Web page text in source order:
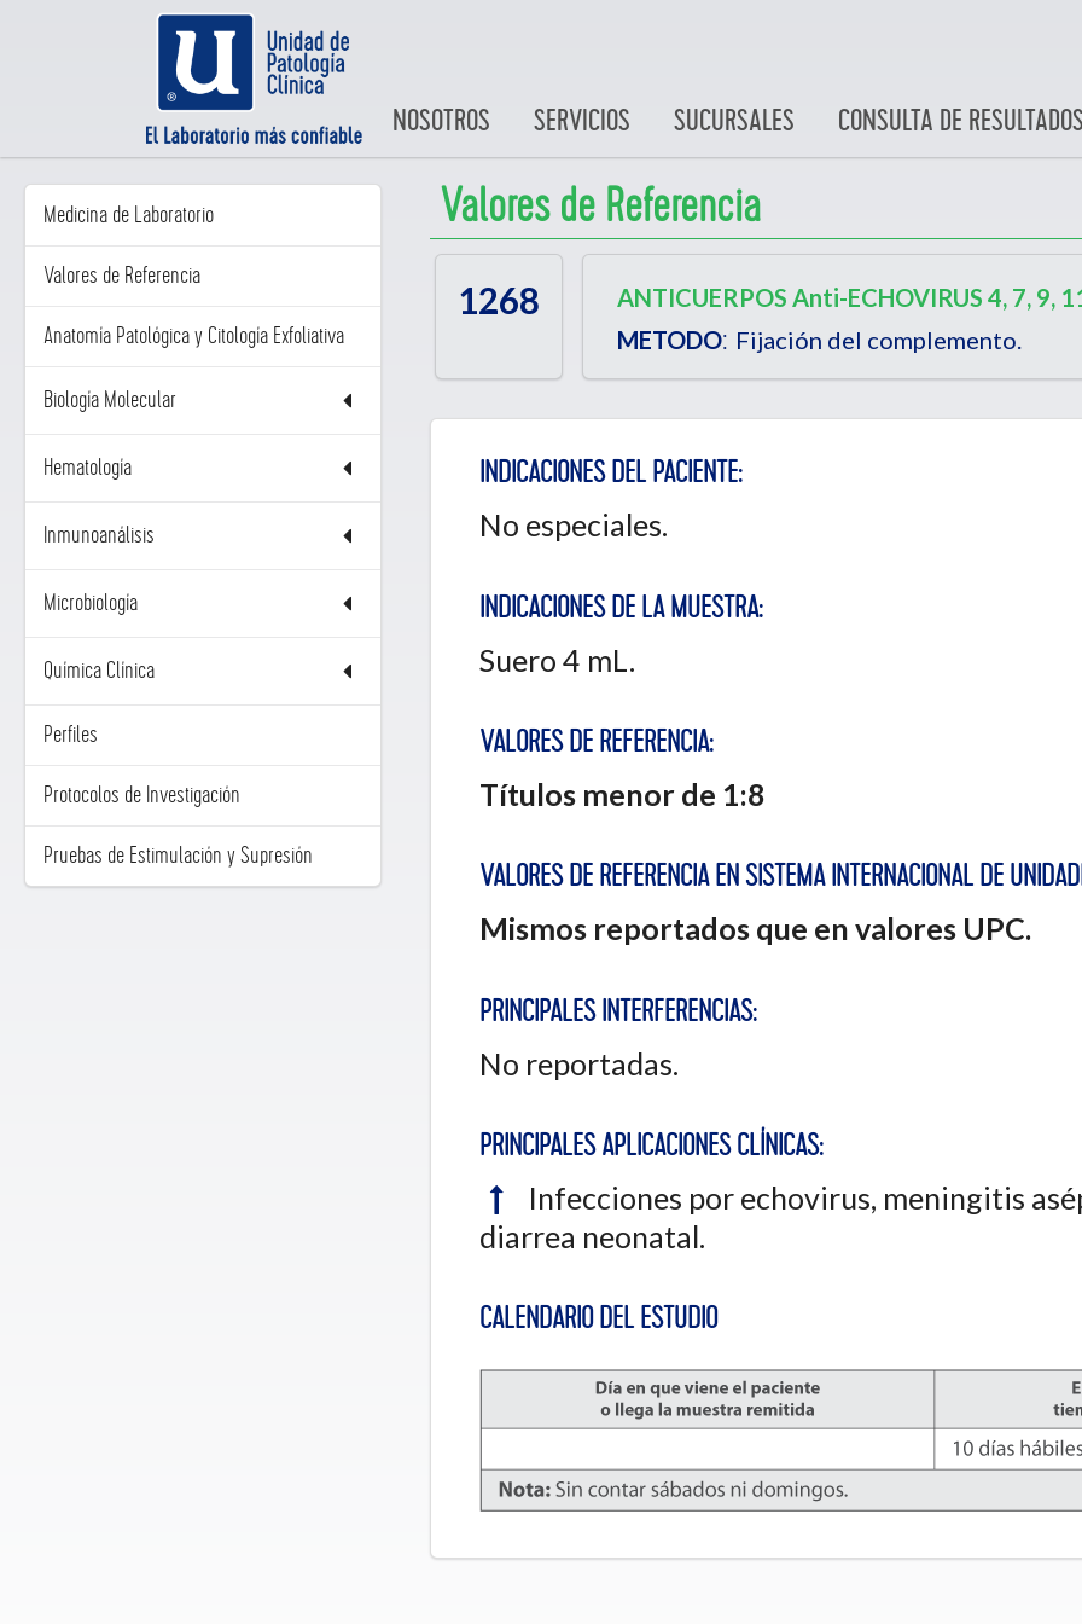
NOSOTROS SERVICIOS SUCURSALES CONSULTA DE
Medicina de Laboratorio
Valores de Referencia
Anatomía Patológica y Citología Exfoliativa
Biología Molecular
Hematología
Inmunoanálisis
Microbiología
Química Clínica
Perfiles
Protocolos de Investigación
Pruebas de Estimulación y Supresión
Valores de Referencia
1268
ANTICUERPOS Anti-ECHOVIRUS 4, 7, 9,
METODO: Fijación del complemento.
INDICACIONES DEL PACIENTE:
No especiales.
INDICACIONES DE LA MUESTRA:
Suero 4 mL.
VALORES DE REFERENCIA:
Títulos menor de 1:8
VALORES DE REFERENCIA EN SISTEMA INTERNACIONAL DE
Mismos reportados que en valores UPC.
PRINCIPALES INTERFERENCIAS:
No reportadas.
PRINCIPALES APLICACIONES CLÍNICAS:
Infecciones por echovirus, meningitis
diarrea neonatal.
CALENDARIO DEL ESTUDIO